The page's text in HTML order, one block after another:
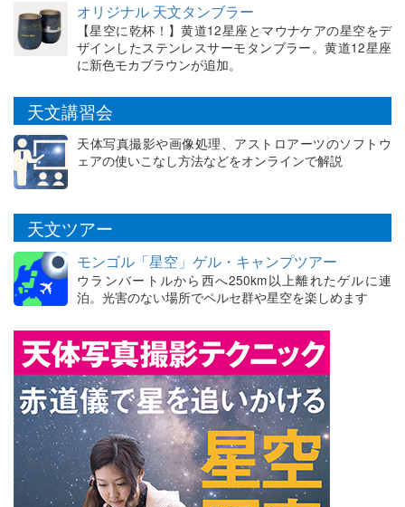
オリジナル 天文タンブラー
【星空に乾杯！】黄道12星座とマウナケアの星空をデ
ザインしたステンレスサーモタンブラー。黄道12星座
に新色モカブラウンが追加。
天文講習会
天体写真撮影や画像処理、アストロアーツのソフトウ
ェアの使いこなし方法などをオンラインで解説
天文ツアー
モンゴル「星空」ゲル・キャンプツアー
ウランバートルから西へ250km以上離れたゲルに連
泊。光害のない場所でペルセ群や星空を楽しめます